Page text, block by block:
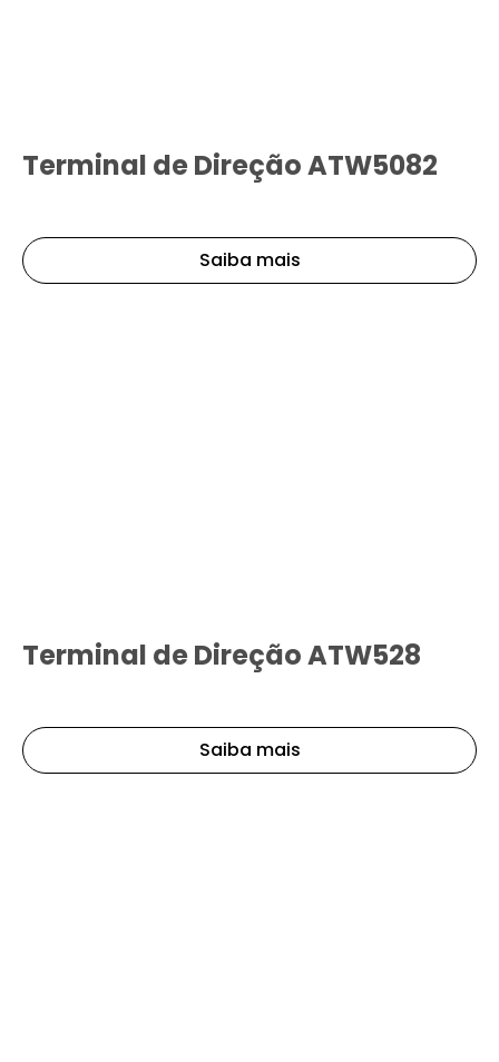
Terminal de Direção ATW5082
Saiba mais
Terminal de Direção ATW528
Saiba mais